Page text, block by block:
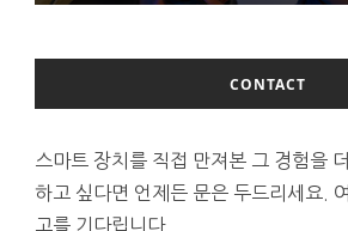
CONTACT
스마트 장치를 직접 만져본 그 경험을
하고 싶다면 언제든 문은 두드리세요.
고를 기다립니다.